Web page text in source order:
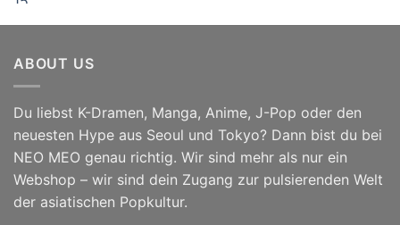
ABOUT US
Du liebst K-Dramen, Manga, Anime, J-Pop oder den
neuesten Hype aus Seoul und Tokyo? Dann bist du bei
NEO MEO genau richtig. Wir sind mehr als nur ein
Webshop – wir sind dein Zugang zur pulsierenden Welt
der asiatischen Popkultur.